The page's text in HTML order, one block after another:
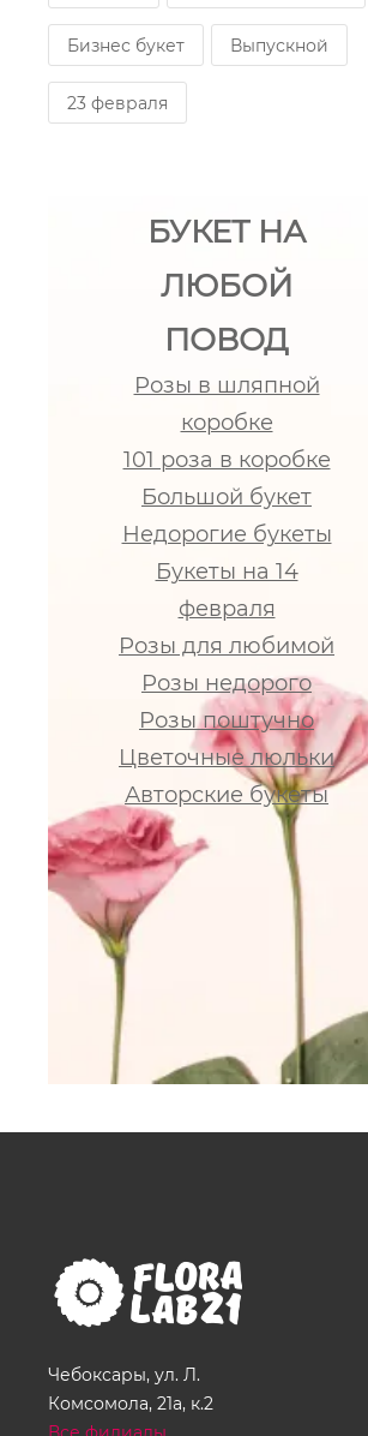
Бизнес букет Выпускной
23 февраля
БУКЕТ НА
ЛЮБОЙ
ПОВОД
Розы в шляпной
коробке
101 роза в коробке
Большой букет
Недорогие букеты
Букеты на 14
февраля
Розы для любимой
Розы недорого
Розы поштучно
Цветочные люльки
Авторские букеты
Чебоксары, ул. Л.
Комсомола, 21а, к.2